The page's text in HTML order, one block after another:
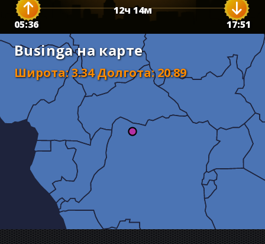
05:36 17:51
12ч14м
Businga на карте
Широта:3.34 Долгота:20.89